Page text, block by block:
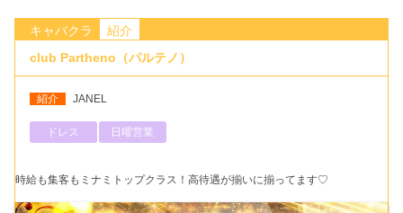
キャバクラ
紹介
club Partheno（パルテノ）
紹介 JANEL
ドレス 日曜営業
時給も集客もミナミトップクラス！高待遇が揃いに揃ってます♡